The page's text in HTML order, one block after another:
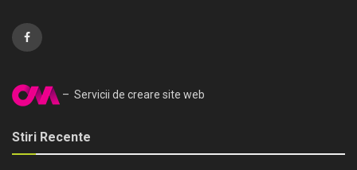
– Servicii de creare site web
Stiri Recente